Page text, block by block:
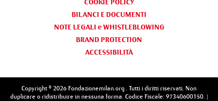
COOKIE POLICY
BILANCI E DOCUMENTI
NOTE LEGALI e WHISTLEBLOWING
BRAND PROTECTION
ACCESSIBILITÀ
Copyright © 2026 Fondazionemilan.org . Tutti i diritti riservati. Non
duplicare o ridistribuire in nessuna forma. Codice Fiscale: 97340600150. |